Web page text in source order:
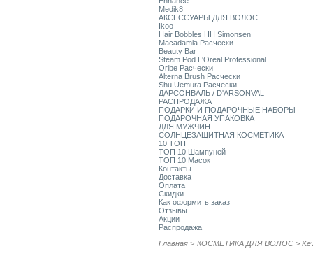
Medik8
АКСЕССУАРЫ ДЛЯ ВОЛОС
Ikoo
Hair Bobbles HH Simonsen
Macadamia Расчески
Beauty Bar
Steam Pod L'Oreal Professional
Oribe Расчески
Alterna Brush Расчески
Shu Uemura Расчески
ДАРСОНВАЛЬ / D'ARSONVAL
РАСПРОДАЖА
ПОДАРКИ И ПОДАРОЧНЫЕ НАБОРЫ
ПОДАРОЧНАЯ УПАКОВКА
ДЛЯ МУЖЧИН
СОЛНЦЕЗАЩИТНАЯ КОСМЕТИКА
10 ТОП
ТОП 10 Шампуней
ТОП 10 Масок
Контакты
Доставка
Оплата
Скидки
Как оформить заказ
Отзывы
Акции
Распродажа
Главная > КОСМЕТИКА ДЛЯ ВОЛОС >